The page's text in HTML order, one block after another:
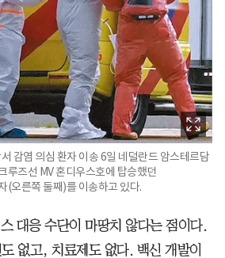
감염 의심 환자 이송 6일 네덜란드 암스테르담
루즈선 MV 혼디우스호에 탑승했던
(오른쪽 둘째)를 이송하고 있다.
대응 수단이 마땅치 않다는 점이다.
없고, 치료제도 없다. 백신 개발이